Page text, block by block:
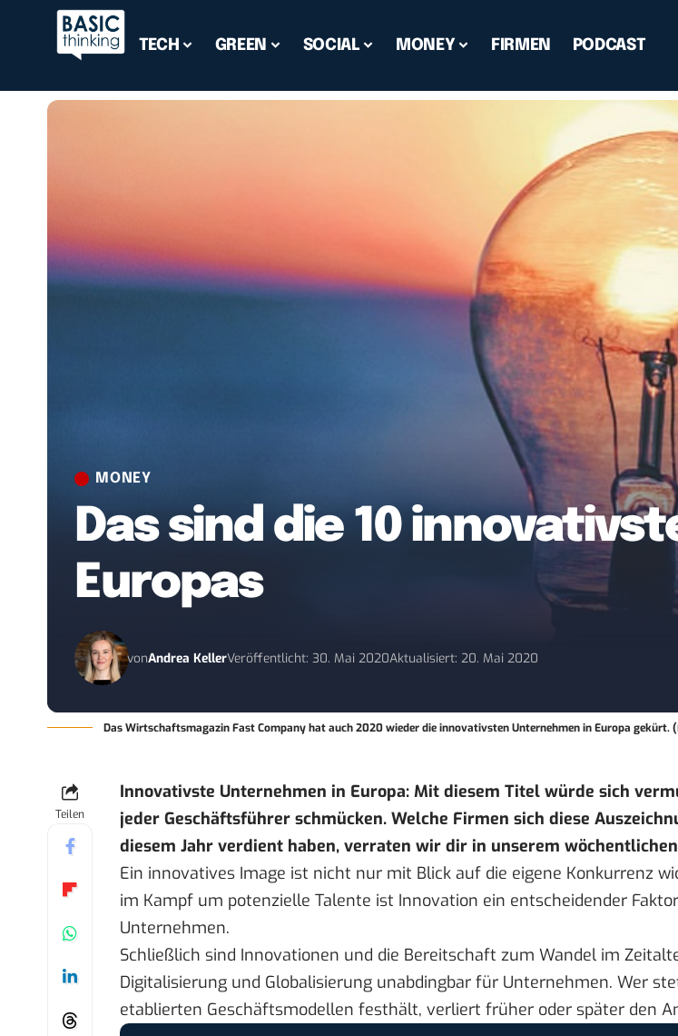
TECH GREEN SOCIAL MONEY FIRMEN PODCAST
MONEY
Das sind die 10
Europas
vonAndrea KellerVeröffentlicht: 30. Mai 2020Aktualisiert: 20. Mai 2020
Das Wirtschaftsmagazin Fast Company hat auch 2020 wieder die innovativsten Unternehmen in Europa gekürt.
Teilen
Innovativste Unternehmen in Europa: Mit diesem Titel würde sich
jeder Geschäftsführer schmücken. Welche Firmen sich diese
diesem Jahr verdient haben, verraten wir dir in unserem
Ein innovatives Image ist nicht nur mit Blick auf die eigene Konkurrenz
im Kampf um potenzielle Talente ist Innovation ein entscheidender
Unternehmen.
Schließlich sind Innovationen und die Bereitschaft zum Wandel im
Digitalisierung und Globalisierung unabdingbar für Unternehmen. Wer
etablierten Geschäftsmodellen festhält, verliert früher oder später den